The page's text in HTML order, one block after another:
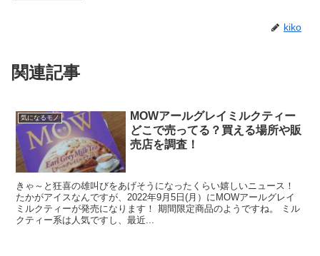
kiko
関連記事
気になるモノ
MOWアールグレイミルクティー
どこで売ってる？買える場所や販
売店を調査！
きゃ～と狂喜の雄叫びをあげそうになったくらい嬉しいニュース！
たかがアイスなんですが、2022年9月5日(月）にMOWアールグレイ
ミルクティーが発売になります！ 期間限定商品のようですね。 ミル
クティー系は人気ですし、最近...